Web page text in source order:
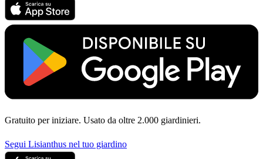
Gratuito per iniziare. Usato da oltre 2.000 giardinieri.
Segui Lisianthus nel tuo giardino